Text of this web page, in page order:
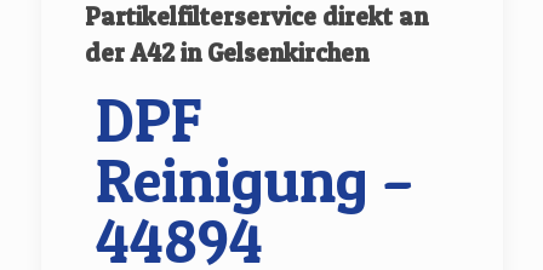
Partikelfilterservice direkt an
der A42 in Gelsenkirchen
DPF
Reinigung –
44894